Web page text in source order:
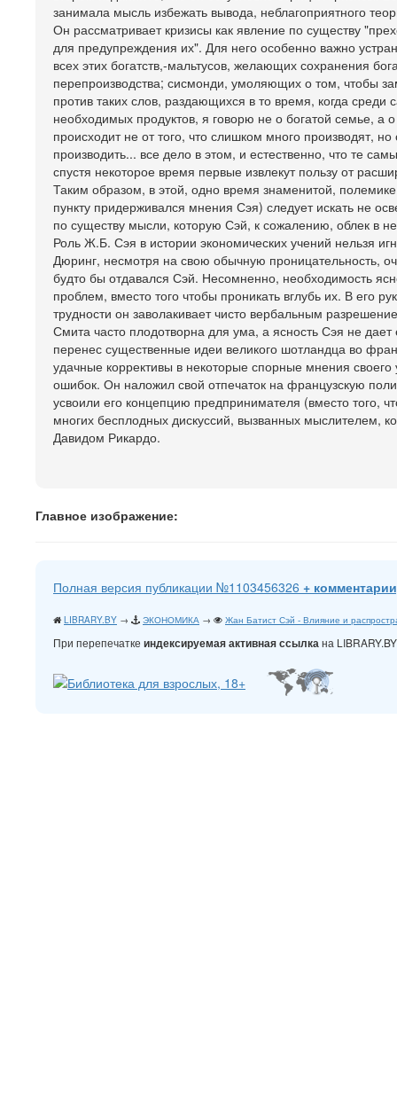
занимала мысль избежать вывода, неблагоприятного
Он рассматривает кризисы как явление по существу
для предупреждения их". Для него особенно важно
всех этих богатств,-мальтусов, желающих сохранения
перепроизводства; сисмонди, умоляющих о том, чтобы
против таких слов, раздающихся в то время, когда
необходимых продуктов, я говорю не о богатой семье, а
происходит не от того, что слишком много производят,
производить... все дело в этом, и естественно, что те
спустя некоторое время первые извлекут пользу от
Таким образом, в этой, одно время знаменитой,
пункту придерживался мнения Сэя) следует искать не
по существу мысли, которую Сэй, к сожалению, облек в
Роль Ж.Б. Сэя в истории экономических учений нельзя
Дюринг, несмотря на свою обычную проницательность,
будто бы отдавался Сэй. Несомненно, необходимость
проблем, вместо того чтобы проникать вглубь их. В его
трудности он заволакивает чисто вербальным
Смита часто плодотворна для ума, а ясность Сэя не
перенес существенные идеи великого шотландца во
удачные коррективы в некоторые спорные мнения
ошибок. Он наложил свой отпечаток на французскую
усвоили его концепцию предпринимателя (вместо того,
многих бесплодных дискуссий, вызванных мыслителем,
Давидом Рикардо.
Главное изображение:
Полная версия публикации №1103456326 +
LIBRARY.BY → ЭКОНОМИКА → Жан Батист Сэй - Влияние и
При перепечатке индексируемая активная ссылкана